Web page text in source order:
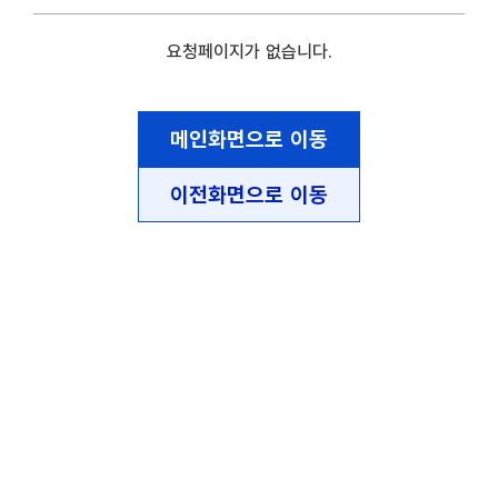
요청페이지가 없습니다.
메인화면으로 이동
이전화면으로 이동